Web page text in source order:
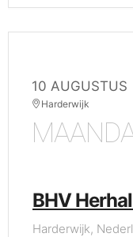
10 AUGUSTUS
Harderwijk
BHV
Harderwijk,